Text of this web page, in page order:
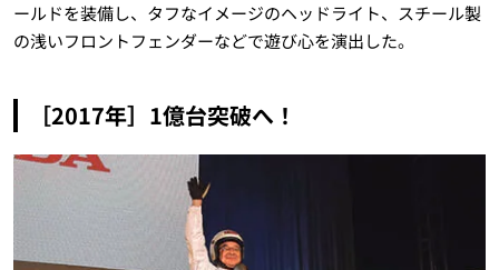
ールドを装備し、タフなイメージのヘッドライト、スチール製
の浅いフロントフェンダーなどで遊び心を演出した。
［2017年］1億台突破へ！